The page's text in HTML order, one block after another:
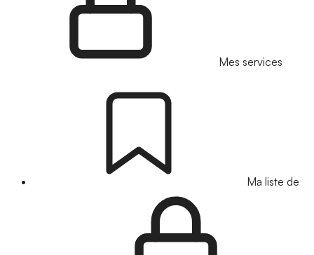
Mes services
Ma liste de